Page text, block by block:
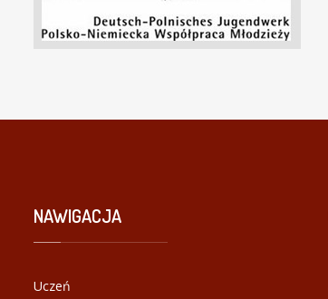
NAWIGACJA
Uczeń